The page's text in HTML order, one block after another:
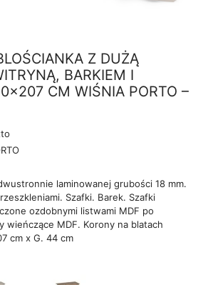
Z DUŻĄ
BARKIEM I
CM WIŚNIA PORTO –
laminowanej grubości 18 mm.
Szafki. Barek. Szafki
ozdobnymi listwami MDF po
wieńczące MDF. Korony na blatach
cm x G. 44 cm